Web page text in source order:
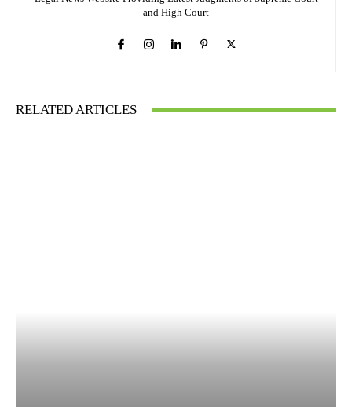
and High Court
RELATED ARTICLES